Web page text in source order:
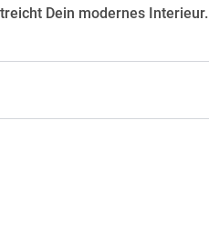
Dein modernes Interieur.